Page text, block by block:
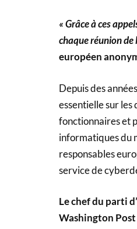
« Grâce à ces
chaque réunion de
européen
Depuis des
essentielle sur les
fonctionnaires et
informatiques du
responsables
service de
Le chef du parti
Washington